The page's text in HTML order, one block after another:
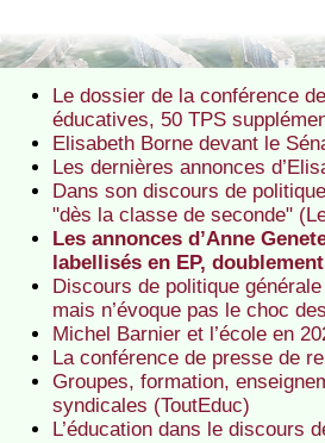
Le dossier de la conférence
éducatives, 50 TPS
Elisabeth Borne devant le
Les dernières annonces
Dans son discours de
"dès la classe de seconde"
Les annonces d’Anne
labellisés en EP,
Discours de politique
mais n’évoque pas le choc
Michel Barnier et l’école en
La conférence de presse de
Groupes, formation,
syndicales (ToutEduc)
L’éducation dans le discours